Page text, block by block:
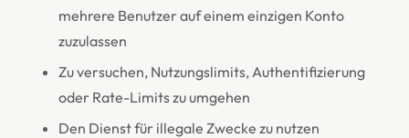
mehrere Benutzer auf einem einzigen Konto
zuzulassen
Zu versuchen, Nutzungslimits, Authentifizierung
oder Rate-Limits zu umgehen
Den Dienst für illegale Zwecke zu nutzen